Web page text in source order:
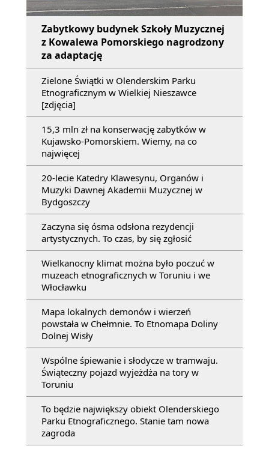
Zabytkowy budynek Szkoły Muzycznej
z Kowalewa Pomorskiego nagrodzony
za adaptację
Zielone Świątki w Olenderskim Parku
Etnograficznym w Wielkiej Nieszawce
[zdjęcia]
15,3 mln zł na konserwację zabytków w
Kujawsko-Pomorskiem. Wiemy, na co
najwięcej
20-lecie Katedry Klawesynu, Organów i
Muzyki Dawnej Akademii Muzycznej w
Bydgoszczy
Zaczyna się ósma odsłona rezydencji
artystycznych. To czas, by się zgłosić
Wielkanocny klimat można było poczuć w
muzeach etnograficznych w Toruniu i we
Włocławku
Mapa lokalnych demonów i wierzeń
powstała w Chełmnie. To Etnomapa Doliny
Dolnej Wisły
Wspólne śpiewanie i słodycze w tramwaju.
Świąteczny pojazd wyjeżdża na tory w
Toruniu
To będzie największy obiekt Olenderskiego
Parku Etnograficznego. Stanie tam nowa
zagroda